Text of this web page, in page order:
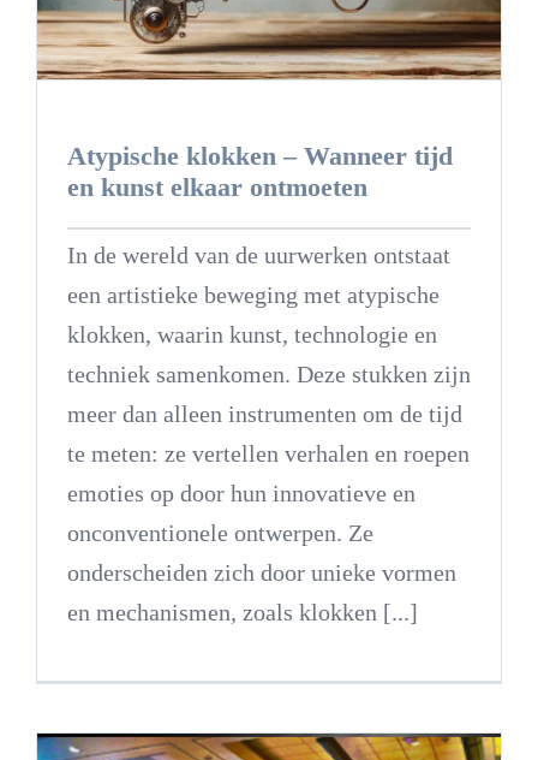
Atypische klokken – Wanneer tijd
en kunst elkaar ontmoeten
In de wereld van de uurwerken ontstaat
een artistieke beweging met atypische
klokken, waarin kunst, technologie en
techniek samenkomen. Deze stukken zijn
meer dan alleen instrumenten om de tijd
te meten: ze vertellen verhalen en roepen
emoties op door hun innovatieve en
onconventionele ontwerpen. Ze
onderscheiden zich door unieke vormen
en mechanismen, zoals klokken [...]